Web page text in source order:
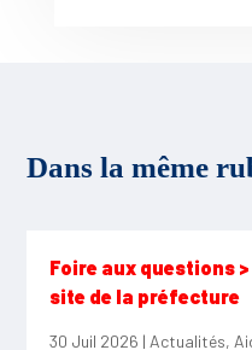
Dans la même
Foire aux questions
site de la préfecture
30 Juil 2026 | Actualités,